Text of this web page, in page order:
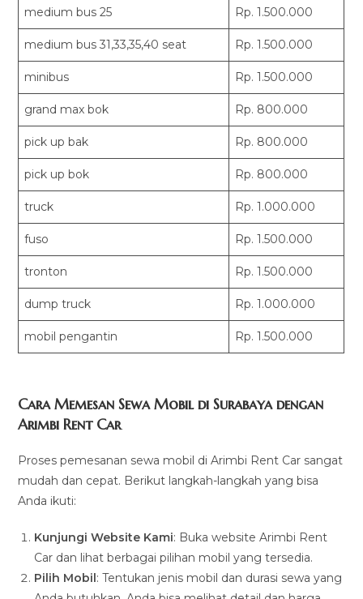
medium bus 25 Rp. 1.500.000
medium bus 31,33,35,40 seat Rp. 1.500.000
minibus Rp. 1.500.000
grand max bok Rp. 800.000
pick up bak Rp. 800.000
pick up bok Rp. 800.000
truck Rp. 1.000.000
fuso Rp. 1.500.000
tronton Rp. 1.500.000
dump truck Rp. 1.000.000
mobil pengantin Rp. 1.500.000
Cara Memesan Sewa Mobil di Surabaya dengan
Arimbi Rent Car
Proses pemesanan sewa mobil di Arimbi Rent Car sangat
mudah dan cepat. Berikut langkah-langkah yang bisa
Anda ikuti:
Kunjungi Website Kami: Buka website Arimbi Rent
Car dan lihat berbagai pilihan mobil yang tersedia.
Pilih Mobil : Tentukan jenis mobil dan durasi sewa yang